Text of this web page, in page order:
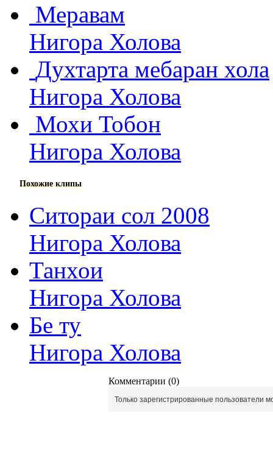
Меравам
Нигора Холова
Духтарта мебаран хола
Нигора Холова
Мохи Тобон
Нигора Холова
Похожие клипы
Ситораи сол 2008
Нигора Холова
Танхои
Нигора Холова
Бе ту
Нигора Холова
Комментарии (0)
Только зарегистрированные пользователи